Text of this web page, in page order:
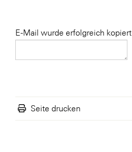
E-Mail wurde erfolgreich kopiert
Seite drucken